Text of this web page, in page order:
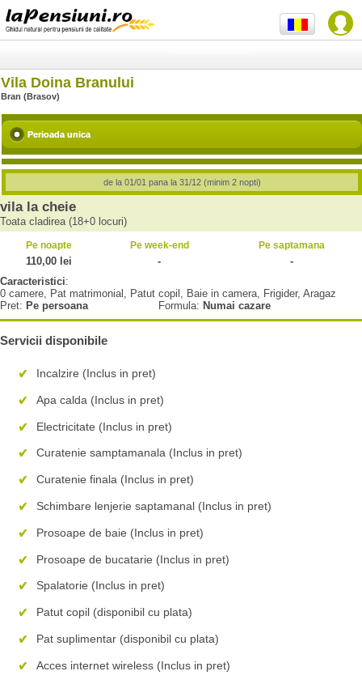
Vila Doina Branului
Bran (Brasov)
Perioada unica
de la 01/01 pana la 31/12 (minim 2 nopti)
vila la cheie
Toata cladirea (18+0 locuri)
Pe noapte Pe week-end Pe saptamana
110,00 lei -
-
Caracteristici:
0 camere, Pat matrimonial, Patut copil, Baie in camera, Frigider, Aragaz
Pret: Pe persoana Formula: Numai cazare
Servicii disponibile
Incalzire (Inclus in pret)
Apa calda (Inclus in pret)
Electricitate (Inclus in pret)
Curatenie samptamanala (Inclus in pret)
Curatenie finala (Inclus in pret)
Schimbare lenjerie saptamanal (Inclus in pret)
Prosoape de baie (Inclus in pret)
Prosoape de bucatarie (Inclus in pret)
Spalatorie (Inclus in pret)
Patut copil (disponibil cu plata)
Pat suplimentar (disponibil cu plata)
Acces internet wireless (Inclus in pret)